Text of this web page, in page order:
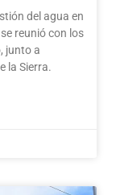
del agua en
reunió con los
junto a
la Sierra.